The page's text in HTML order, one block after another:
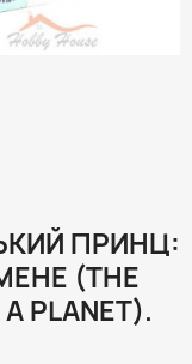
ПРИНЦ:
(THE
PLANET).